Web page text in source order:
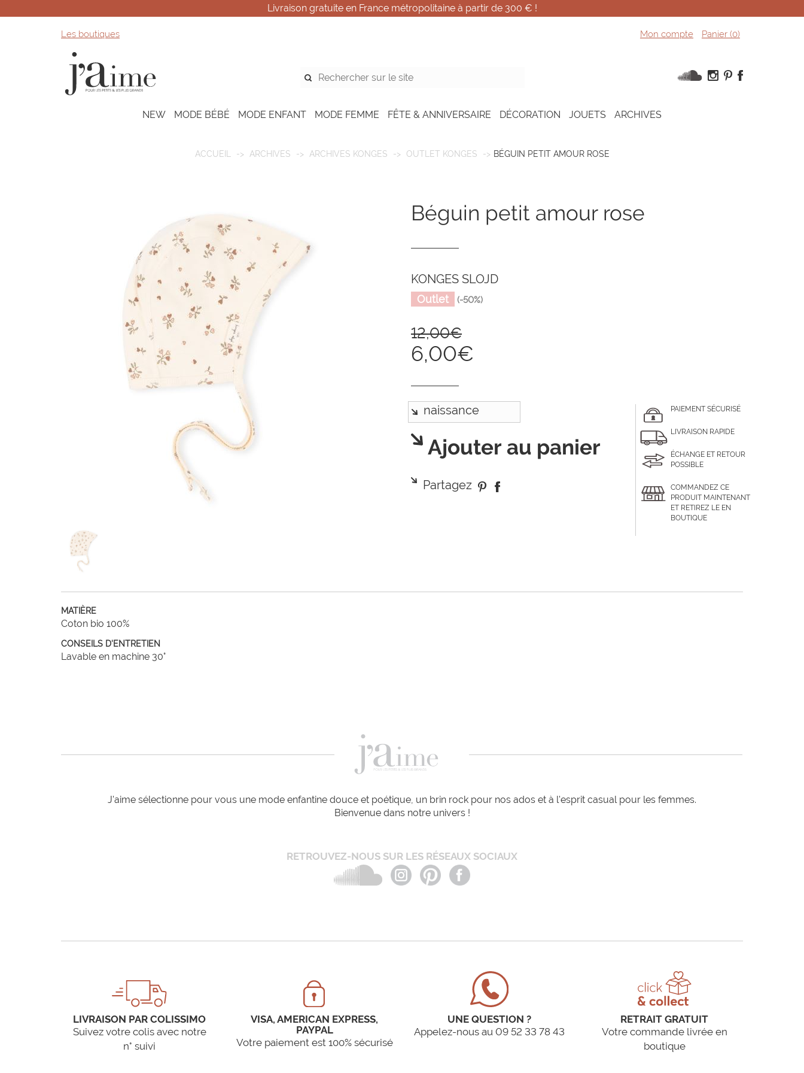
Livraison gratuite en France métropolitaine à partir de 300 € !
Les boutiques Mon compte Panier (0)
NEW MODE BÉBÉ MODE ENFANT MODE FEMME FÊTE & ANNIVERSAIRE DÉCORATION JOUETS ARCHIVES
ACCUEIL ARCHIVES ARCHIVES KONGES OUTLET KONGES BÉGUIN PETIT AMOUR ROSE
béguin petit amour rose
KONGES SLOJD
Outlet (-50%)
12,00€
6,00€
Ajouter au panier
Partagez
PAIEMENT SÉCURISÉ
LIVRAISON RAPIDE
ÉCHANGE ET RETOUR
POSSIBLE
COMMANDEZ CE
PRODUIT MAINTENANT
ET RETIREZ LE EN
BOUTIQUE
MATIÈRE
Coton bio 100%
CONSEILS D'ENTRETIEN
Lavable en machine 30°
J'aime sélectionne pour vous une mode enfantine douce et poétique, un brin rock pour nos ados et à l'esprit casual pour les femmes.
Bienvenue dans notre univers !
RETROUVEZ-NOUS SUR LES RÉSEAUX SOCIAUX
LIVRAISON PAR COLISSIMO
Suivez votre colis avec notre
n° suivi
VISA, AMERICAN EXPRESS,
PAYPAL
Votre paiement est 100% sécurisé
UNE QUESTION ?
Appelez-nous au 09 52 33 78 43
RETRAIT GRATUIT
Votre commande livrée en
boutique